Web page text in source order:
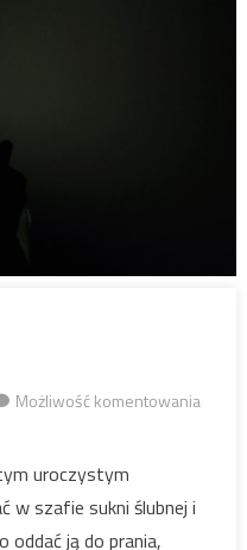
Możliwość komentowania
uroczystym
w szafie sukni ślubnej i
oddać ją do prania,